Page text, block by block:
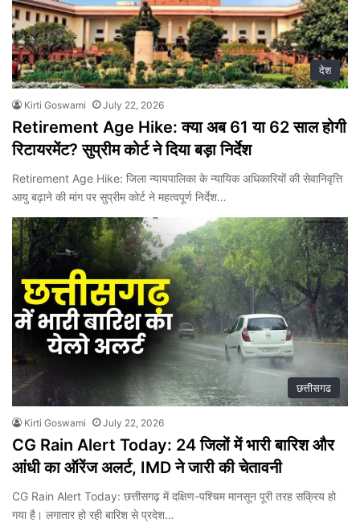
देश
Kirti Goswami July 22, 2026
Retirement Age Hike: क्या अब 61 या 62 साल होगी
रिटायरमेंट? सुप्रीम कोर्ट ने दिया बड़ा निर्देश
Retirement Age Hike: जिला न्यायपालिका के न्यायिक अधिकारियों की सेवानिवृत्ति
आयु बढ़ाने की मांग पर सुप्रीम कोर्ट ने महत्वपूर्ण निर्देश…
छत्तीसगढ
Kirti Goswami July 22, 2026
CG Rain Alert Today: 24 जिलों में भारी बारिश और
आंधी का ऑरेंज अलर्ट, IMD ने जारी की चेतावनी
CG Rain Alert Today: छत्तीसगढ़ में दक्षिण-पश्चिम मानसून पूरी तरह सक्रिय हो
गया है। लगातार हो रही बारिश से प्रदेश…